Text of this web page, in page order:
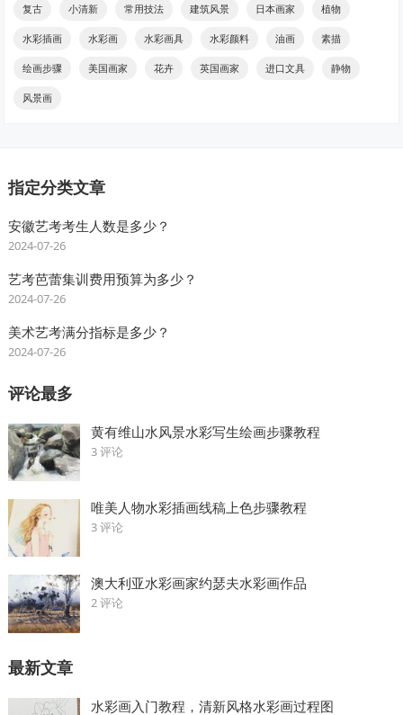
复古 小清新 常用技法 建筑风景 日本画家 植物
水彩插画 水彩画 水彩画具 水彩颜料 油画 素描
绘画步骤 美国画家 花卉 英国画家 进口文具 静物
风景画
指定分类文章
安徽艺考考生人数是多少？
2024-07-26
艺考芭蕾集训费用预算为多少？
2024-07-26
美术艺考满分指标是多少？
2024-07-26
评论最多
黄有维山水风景水彩写生绘画步骤教程
3 评论
唯美人物水彩插画线稿上色步骤教程
3 评论
澳大利亚水彩画家约瑟夫水彩画作品
2 评论
最新文章
水彩画入门教程，清新风格水彩画过程图